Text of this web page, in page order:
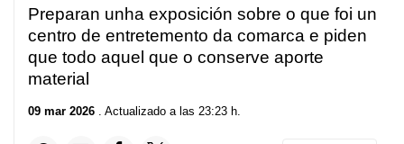
Preparan unha exposición sobre o que foi un
centro de entretemento da comarca e piden
que todo aquel que o conserve aporte
material
09 mar 2026 . Actualizado a las 23:23 h.